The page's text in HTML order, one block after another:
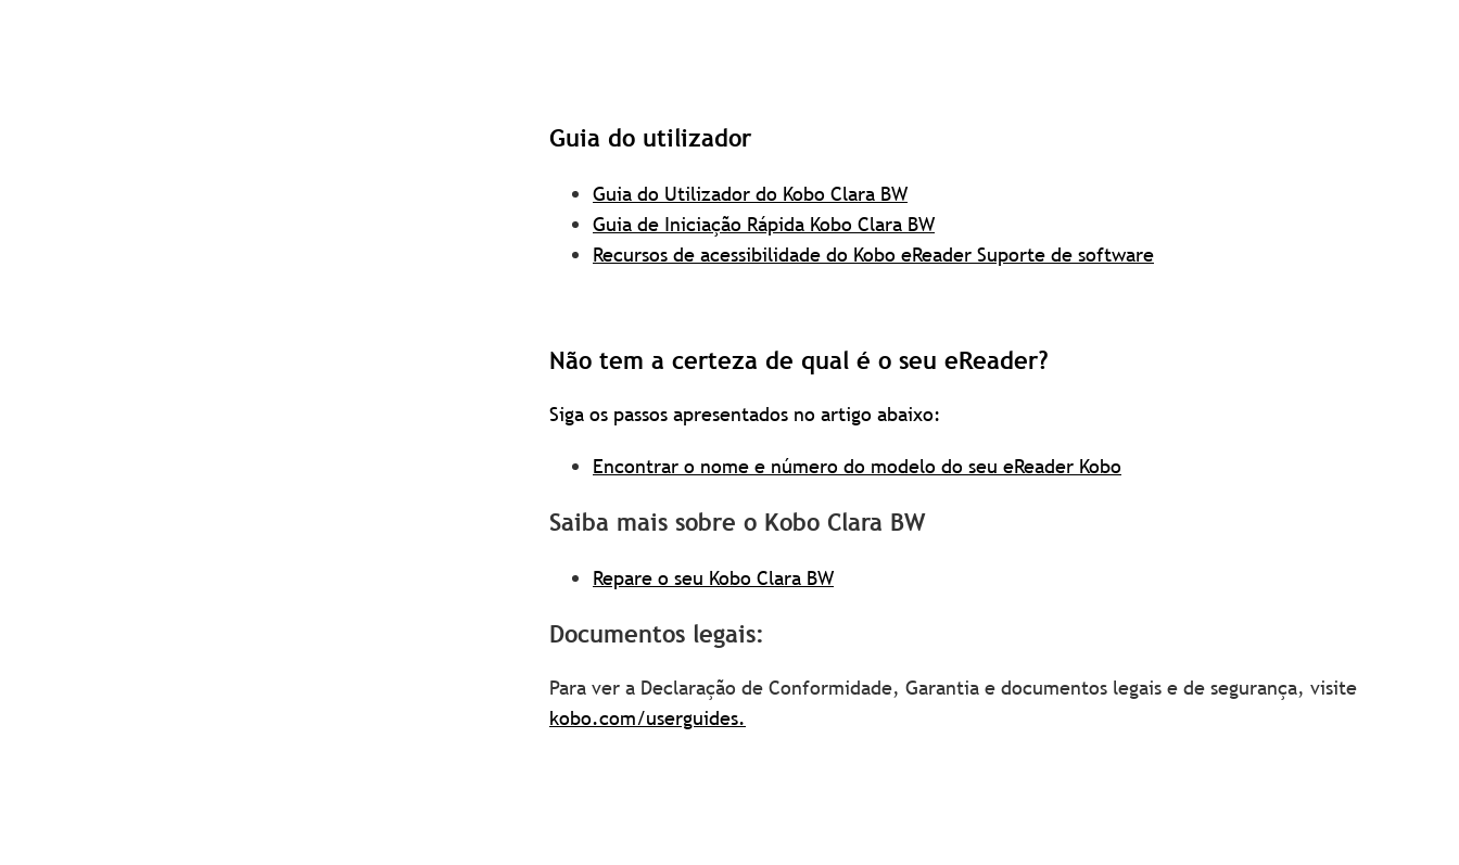
Guia do utilizador
Guia do Utilizador do Kobo Clara BW
Guia de Iniciação Rápida Kobo Clara BW
Recursos de acessibilidade do Kobo eReader Suporte de software
Não tem a certeza de qual é o seu eReader?
Siga os passos apresentados no artigo abaixo:
Encontrar o nome e número do modelo do seu eReader Kobo
Saiba mais sobre o Kobo Clara BW
Repare o seu Kobo Clara BW
Documentos legais:
Para ver a Declaração de Conformidade, Garantia e documentos legais e de segurança, visite
kobo.com/userguides.